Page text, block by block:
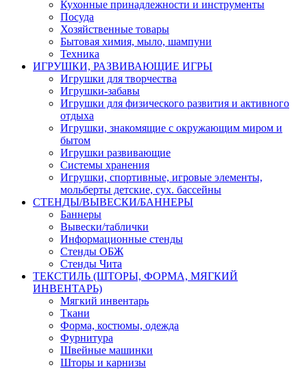
Кухонные принадлежности и инструменты
Посуда
Хозяйственные товары
Бытовая химия, мыло, шампуни
Техника
ИГРУШКИ, РАЗВИВАЮЩИЕ ИГРЫ
Игрушки для творчества
Игрушки-забавы
Игрушки для физического развития и активного
отдыха
Игрушки, знакомящие с окружающим миром и
бытом
Игрушки развивающие
Системы хранения
Игрушки, спортивные, игровые элементы,
мольберты детские, сух. бассейны
СТЕНДЫ/ВЫВЕСКИ/БАННЕРЫ
Баннеры
Вывески/таблички
Информационные стенды
Стенды ОБЖ
Стенды Чита
ТЕКСТИЛЬ (ШТОРЫ, ФОРМА, МЯГКИЙ
ИНВЕНТАРЬ)
Мягкий инвентарь
Ткани
Форма, костюмы, одежда
Фурнитура
Швейные машинки
Шторы и карнизы